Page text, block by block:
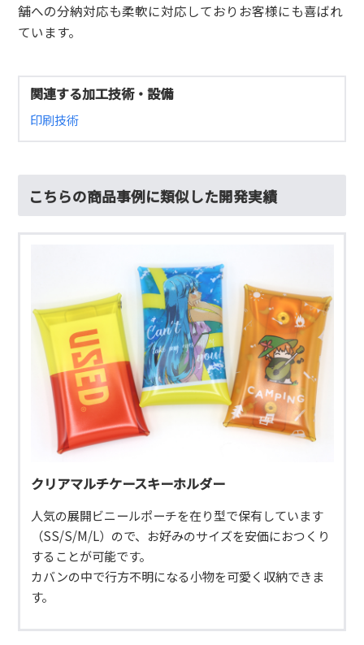
舗への分納対応も柔軟に対応しておりお客様にも喜ばれ
ています。
関連する加工技術・設備
印刷技術
こちらの商品事例に類似した開発実績
クリアマルチケースキーホルダー
人気の展開ビニールポーチを在り型で保有しています
（SS/S/M/L）ので、お好みのサイズを安価におつくり
することが可能です。
カバンの中で行方不明になる小物を可愛く収納できま
す。